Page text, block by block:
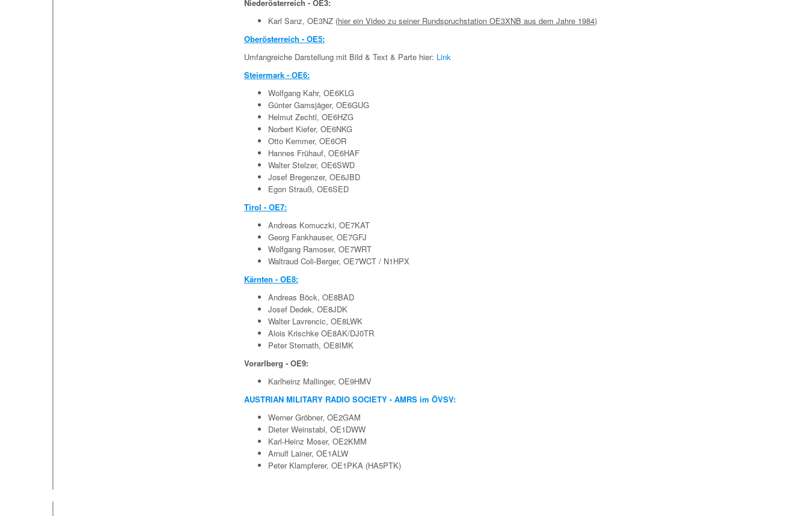
Niederösterreich - OE3:
Karl Sanz, OE3NZ (hier ein Video zu seiner Rundspruchstation OE3XNB aus dem Jahre 1984)
Oberösterreich - OE5:
Umfangreiche Darstellung mit Bild & Text & Parte hier: Link
Steiermark - OE6:
Wolfgang Kahr, OE6KLG
Günter Gamsjäger, OE6GUG
Helmut Zechtl, OE6HZG
Norbert Kiefer, OE6NKG
Otto Kemmer, OE6OR
Hannes Frühauf, OE6HAF
Walter Stelzer, OE6SWD
Josef Bregenzer, OE6JBD
Egon Strauß, OE6SED
Tirol - OE7:
Andreas Komuczki, OE7KAT
Georg Fankhauser, OE7GFJ
Wolfgang Ramoser, OE7WRT
Waltraud Coli-Berger, OE7WCT / N1HPX
Kärnten - OE8:
Andreas Böck, OE8BAD
Josef Dedek, OE8JDK
Walter Lavrencic, OE8LWK
Alois Krischke OE8AK/DJ0TR
Peter Sternath, OE8IMK
Vorarlberg - OE9:
Karlheinz Mallinger, OE9HMV
AUSTRIAN MILITARY RADIO SOCIETY - AMRS im ÖVSV:
Werner Gröbner, OE2GAM
Dieter Weinstabl, OE1DWW
Karl-Heinz Moser, OE2KMM
Arnulf Lainer, OE1ALW
Peter Klampferer, OE1PKA (HA5PTK)